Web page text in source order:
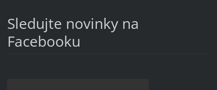
Sledujte novinky na
Facebooku